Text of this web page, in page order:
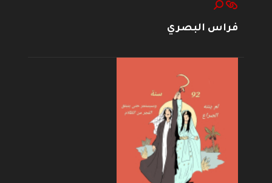
فراس البصري